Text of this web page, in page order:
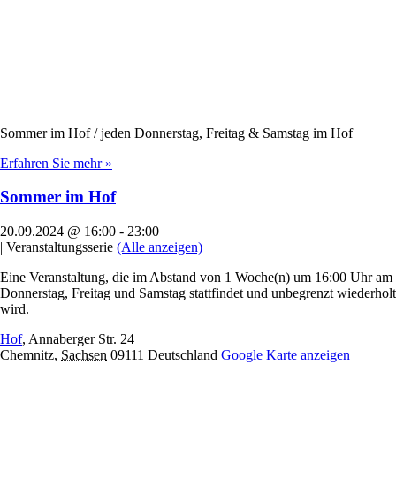
Sommer im Hof / jeden Donnerstag, Freitag & Samstag im Hof
Erfahren Sie mehr »
Sommer im Hof
20.09.2024 @ 16:00 - 23:00
| Veranstaltungsserie (Alle anzeigen)
Eine Veranstaltung, die im Abstand von 1 Woche(n) um 16:00 Uhr am
Donnerstag, Freitag und Samstag stattfindet und unbegrenzt wiederholt
wird.
Hof, Annaberger Str. 24
Chemnitz, Sachsen 09111 Deutschland Google Karte anzeigen